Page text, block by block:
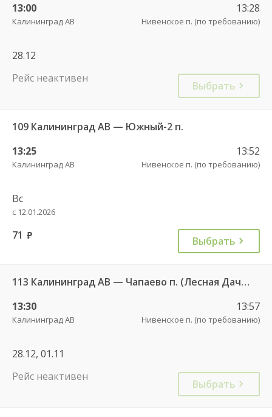
13:00
Калининград АВ
13:28
Нивенское п. (по требованию)
28.12
Рейс неактивен
Выбрать
109 Калининград АВ — Южный-2 п.
13:25
Калининград АВ
13:52
Нивенское п. (по требованию)
Вс
с 12.01.2026
71 руб. Выбрать
113 Калининград АВ — Чапаево п. (Лесная Дача) ч/з Багратионовск г., Долгоруково п.
13:30
Калининград АВ
13:57
Нивенское п. (по требованию)
28.12, 01.11
Рейс неактивен
Выбрать